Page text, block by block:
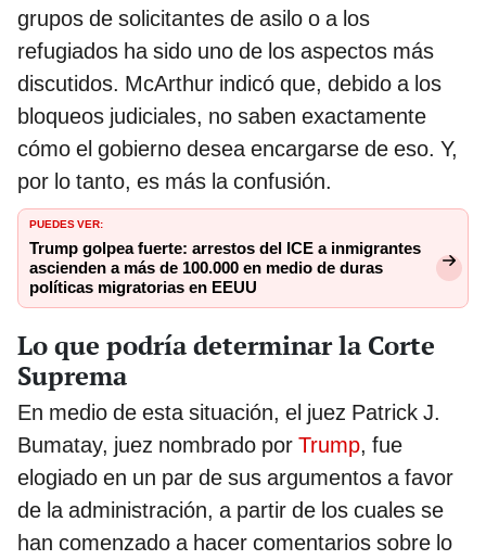
grupos de solicitantes de asilo o a los
refugiados ha sido uno de los aspectos más
discutidos. McArthur indicó que, debido a los
bloqueos judiciales, no saben exactamente
cómo el gobierno desea encargarse de eso. Y,
por lo tanto, es más la confusión.
PUEDES VER:
Trump golpea fuerte: arrestos del ICE a inmigrantes
ascienden a más de 100.000 en medio de duras
políticas migratorias en EEUU
Lo que podría determinar la Corte
Suprema
En medio de esta situación, el juez Patrick J.
Bumatay, juez nombrado por Trump, fue
elogiado en un par de sus argumentos a favor
de la administración, a partir de los cuales se
han comenzado a hacer comentarios sobre lo